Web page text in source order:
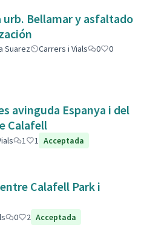
urb. Bellamar y asfaltado
Suarez Carrers i Vials 0
0
avinguda Espanya i del
Calafell
1 1 Acceptada
Calafell Park i
0 2 Acceptada